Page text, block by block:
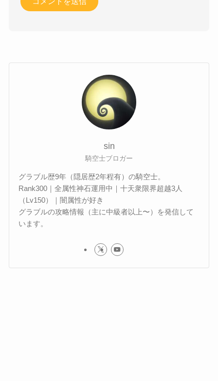
sin
騎空士ブロガー
グラブル歴9年（隠居歴2年程有）の騎空士。
Rank300｜全属性神石運用中｜十天衆限界超越3人
（Lv150）｜闇属性が好き
グラブルの攻略情報（主に中級者以上〜）を発信して
います。